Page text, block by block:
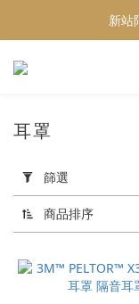
新站
新站
新站
用
篩
選
(0/20)
價格
耳罩
篩選
商品排序